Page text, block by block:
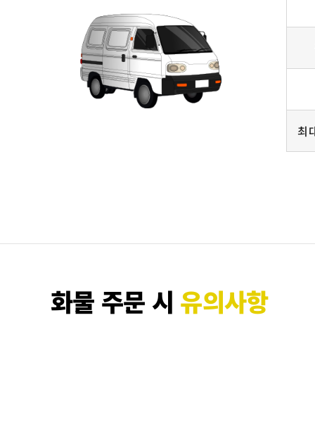
최
화물 주문 시 유의사항